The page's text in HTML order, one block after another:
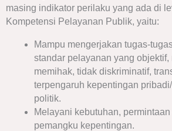
masing indikator perilaku yang ada di
Kompetensi Pelayanan Publik, yaitu:
Mampu mengerjakan tugas-
standar pelayanan yang objektif,
memihak, tidak diskriminatif,
terpengaruh kepentingan
politik.
Melayani kebutuhan,
pemangku kepentingan.